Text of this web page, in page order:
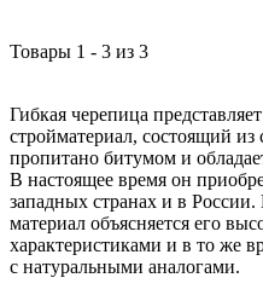
Товары 1 - 3 из 3
Гибкая черепица
стройматериал, состоящий из
пропитано битумом и
В настоящее время он
западных странах и в
материал объясняется его
характеристиками и в то же
с натуральными аналогами.